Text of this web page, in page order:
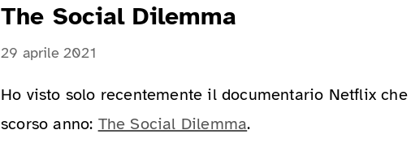
The Social Dilemma
29 aprile 2021
Ho visto solo recentemente il documentario Netflix
scorso anno: The Social Dilemma.